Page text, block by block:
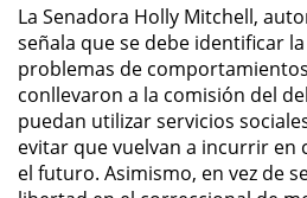
Posesión de
Posesión de
Controladas
Proposición
La Senadora Holly Mitchell,
señala que se debe identificar
problemas de
conllevaron a la comisión del
puedan utilizar servicios
evitar que vuelvan a incurrir en
el futuro. Asimismo, en vez de